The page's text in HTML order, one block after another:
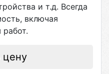
и т.д. Всегда
включая
работ.
цену